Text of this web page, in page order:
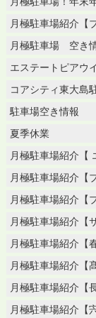
月極駐車場紹介【
月極駐車場 空き
エステートピアウ
コアシティ東大島
駐車場空き情報
夏季休業
月極駐車場紹介【
月極駐車場紹介【
月極駐車場紹介【
月極駐車場紹介【
月極駐車場紹介【
月極駐車場紹介【
月極駐車場紹介【
月極駐車場紹介【